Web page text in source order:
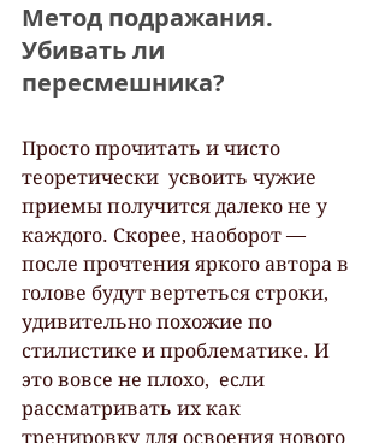
Метод подражания.
Убивать ли
пересмешника?
Просто прочитать и чисто
теоретически  усвоить чужие
приемы получится далеко не у
каждого. Скорее, наоборот —
после прочтения яркого автора в
голове будут вертеться строки,
удивительно похожие по
стилистике и проблематике. И
это вовсе не плохо,  если
рассматривать их как
тренировку для освоения нового